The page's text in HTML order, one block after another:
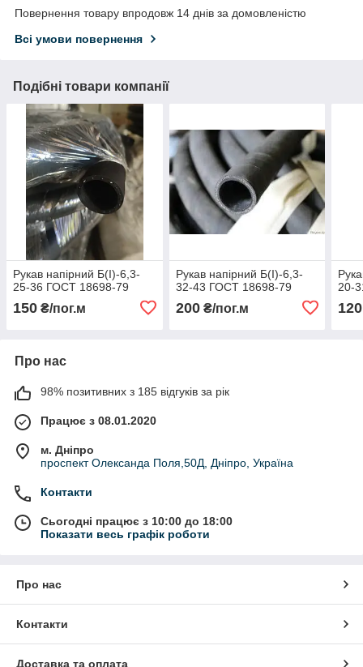
Повернення товару впродовж 14 днів за домовленістю
Всі умови повернення
Подібні товари компанії
Рукав напірний Б(I)-6,3-
25-36 ГОСТ 18698-79
150 ₴/пог.м
Рукав напірний Б(I)-6,3-
32-43 ГОСТ 18698-79
200₴/пог.м
20-
120
Про нас
98% позитивних з 185 відгуків за рік
Працює з 08.01.2020
м. Дніпро
проспект Олександа Поля,50Д, Дніпро, Україна
Контакти
Сьогодні працює з 10:00 до 18:00
Показати весь графік роботи
Про нас
Контакти
Доставка та оплата